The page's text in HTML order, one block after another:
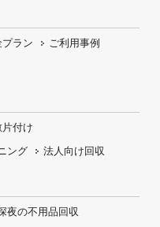
ラン
ご利用事例
付け
ング 法人向け回収
夜の不用品回収